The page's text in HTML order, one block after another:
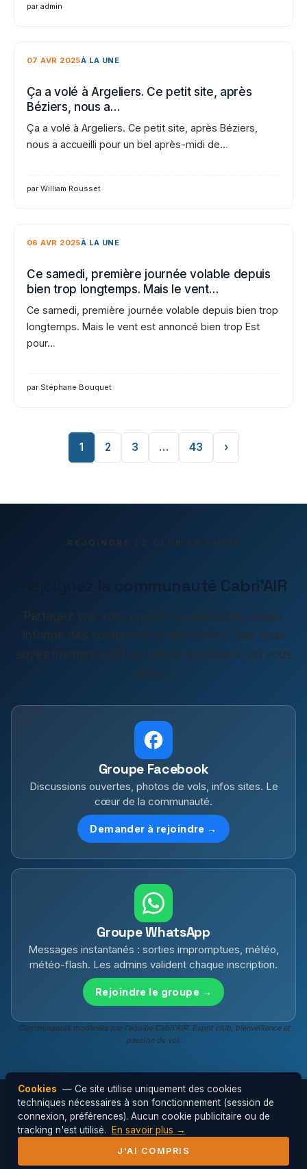
par admin
07 AVR 2025À LA UNE
Ça a volé à Argeliers. Ce petit site, après
Béziers, nous a…
Ça a volé à Argeliers. Ce petit site, après Béziers,
nous a accueilli pour un bel après-midi de…
par William Rousset
06 AVR 2025À LA UNE
Ce samedi, première journée volable depuis
bien trop longtemps. Mais le vent…
Ce samedi, première journée volable depuis bien trop
longtemps. Mais le vent est annoncé bien trop Est
pour…
par Stéphane Bouquet
1 2 3 … 43 ›
REJOINDRE LE CLUB EN LIGNE
Rejoignez la communauté Cabri'AIR
Partagez vos vols, posez vos questions, restez
informé des conditions et des sorties. Que vous
soyez membre actif ou simple passionné, on vous
attend !
Groupe Facebook
Discussions ouvertes, photos de vols, infos sites. Le
cœur de la communauté.
Demander à rejoindre →
Groupe WhatsApp
Messages instantanés : sorties impromptues, météo,
météo-flash. Les admins valident chaque inscription.
Rejoindre le groupe →
Communautés modérées par l'équipe Cabri'AIR. Esprit club, bienveillance et
passion du vol.
© 2026 Cabri'AIR — Club de parapente de
l'Hérault ·Mentions légales
Cookies — Ce site utilise uniquement des cookies
techniques nécessaires à son fonctionnement (session de
connexion, préférences). Aucun cookie publicitaire ou de
tracking n'est utilisé.
En savoir plus →
J'AI COMPRIS